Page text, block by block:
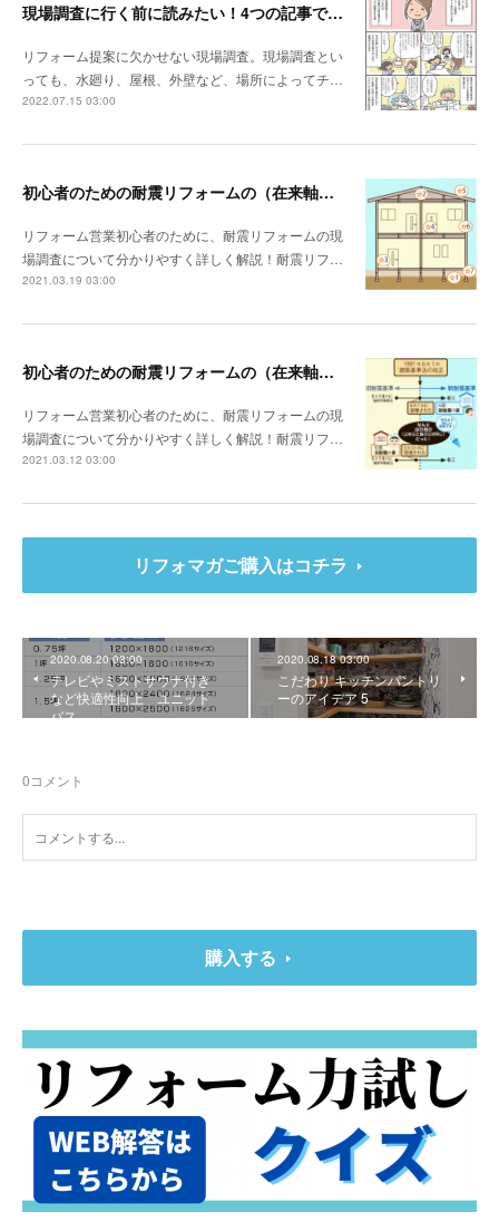
現場調査に行く前に読みたい！4つの記事でおさらい！
リフォーム提案に欠かせない現場調査。現場調査とい
っても、水廻り、屋根、外壁など、場所によってチ…
2022.07.15 03:00
初心者のための耐震リフォームの（在来軸組工法）現場調査～調査の注意点～
リフォーム営業初心者のために、耐震リフォームの現
場調査について分かりやすく詳しく解説！耐震リフ…
2021.03.19 03:00
初心者のための耐震リフォームの（在来軸組工法）現場調査～耐震基準～
リフォーム営業初心者のために、耐震リフォームの現
場調査について分かりやすく詳しく解説！耐震リフ…
2021.03.12 03:00
リフォマガご購入はコチラ
2020.08.20 03:00
テレビやミストサウナ付き
など快適性向上 ユニット
バス
2020.08.18 03:00
こだわり キッチンパントリ
ーのアイデア 5
0コメント
購入する